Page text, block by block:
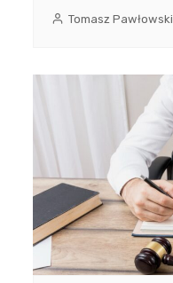
Tomasz Pawłowski